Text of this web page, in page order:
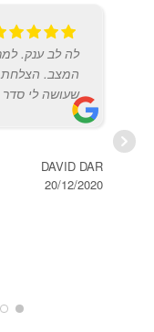
לה לב ענק.
המצב. הצלחת
שעושה לי
DAVID DAR
20/12/2020